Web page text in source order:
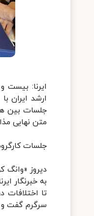
ایرنا: بیست
ارشد ایران
متن نهایی
جلسات
دیروز «وانگ
به خبرنگار
تا
سرگرم گفت‌ و